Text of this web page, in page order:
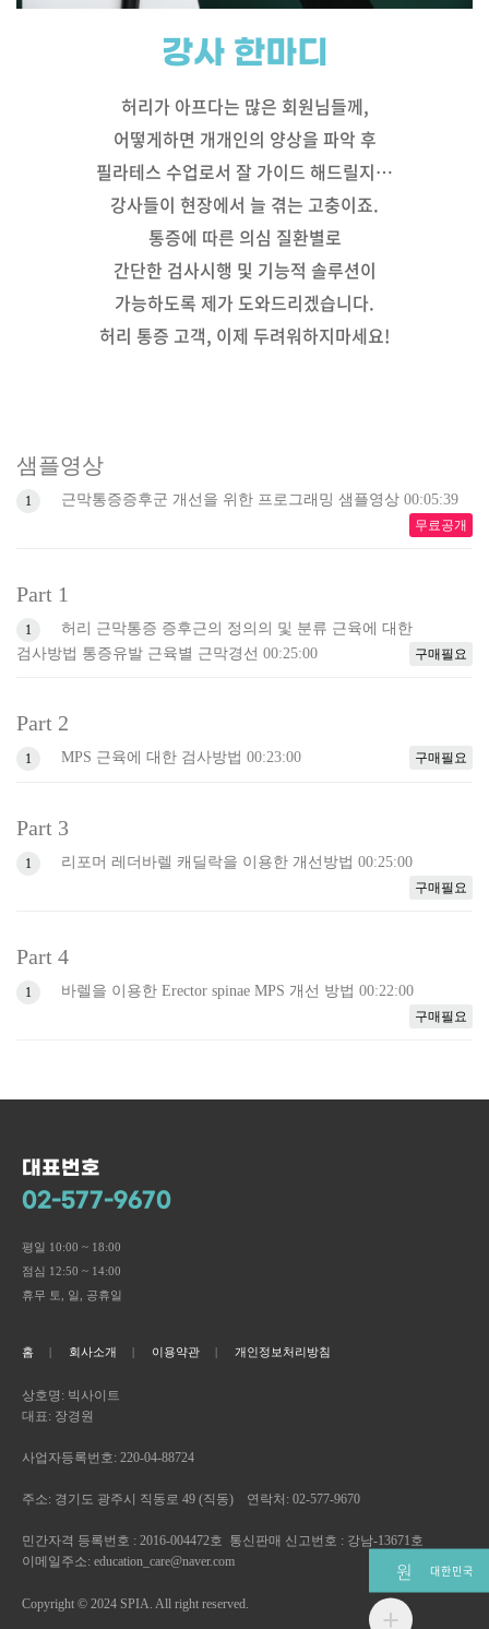
강사 한마디
허리가 아프다는 많은 회원님들께,
어떻게하면 개개인의 양상을 파악 후
필라테스 수업로서 잘 가이드 해드릴지…
강사들이 현장에서 늘 겪는 고충이죠.
통증에 따른 의심 질환별로
간단한 검사시행 및 기능적 솔루션이
가능하도록 제가 도와드리겠습니다.
허리 통증 고객, 이제 두려워하지마세요!
샘플영상
1 근막통증증후군 개선을 위한 프로그래밍 샘플영상 00:05:39
무료공개
Part 1
1
허리 근막통증 증후근의 정의의 및 분류 근육에 대한
검사방법 통증유발 근육별 근막경선 00:25:00 구매필요
Part 2
1 MPS 근육에 대한 검사방법 00:23:00 구매필요
Part 3
1 리포머 레더바렐 캐딜락을 이용한 개선방법 00:25:00
구매필요
Part 4
1 바렐을 이용한 Erector spinae MPS 개선 방법 00:22:00
구매필요
대표번호
02-577-9670
평일 10:00 ~ 18:00
점심 12:50 ~ 14:00
휴무 토, 일, 공휴일
홈 회사소개 이용약관 개인정보처리방침
상호명: 빅사이트
대표: 장경원
사업자등록번호: 220-04-88724
주소: 경기도 광주시 직동로 49 (직동) 연락처: 02-577-9670
민간자격 등록번호 : 2016-004472호 통신판매 신고번호 : 강남-13671호
이메일주소: education_care@naver.com
Copyright © 2024 SPIA. All right reserved.
원 대한민국